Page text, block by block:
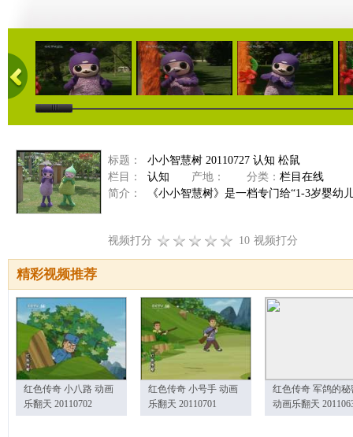
04:09 05:23 04:57
标题：
小小智慧树 20110727 认知 松鼠
栏目：
认知 产地： 分类： 栏目在线
简介：
《小小智慧树》是一档专门给“1-3岁婴
视频打分 10 视频打分
精彩视频推荐
红色传奇 小八路 动画
乐翻天 20110702
红色传奇 小号手 动画
乐翻天 20110701
红色传奇 军鸽的秘
动画乐翻天